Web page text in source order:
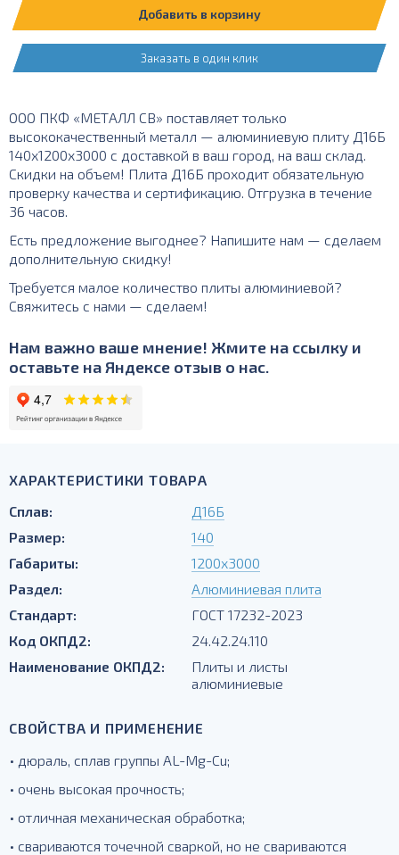
Добавить в корзину
Заказать в один клик
ООО ПКФ «МЕТАЛЛ СВ» поставляет только
высококачественный металл — алюминиевую плиту Д16Б
140х1200х3000 с доставкой в ваш город, на ваш склад.
Скидки на объем! Плита Д16Б проходит обязательную
проверку качества и сертификацию. Отгрузка в течение
36 часов.
Есть предложение выгоднее? Напишите нам — сделаем
дополнительную скидку!
Требуется малое количество плиты алюминиевой?
Свяжитесь с нами — сделаем!
Нам важно ваше мнение! Жмите на ссылку и
оставьте на Яндексе отзыв о нас.
ХАРАКТЕРИСТИКИ ТОВАРА
Сплав:
Д16Б
Размер:
140
Габариты:
1200х3000
Раздел:
Алюминиевая плита
Стандарт:
ГОСТ 17232-2023
Код ОКПД2:
24.42.24.110
Наименование ОКПД2:
Плиты и листы
алюминиевые
СВОЙСТВА И ПРИМЕНЕНИЕ
• дюраль, сплав группы AL-Mg-Cu;
• очень высокая прочность;
• отличная механическая обработка;
• свариваются точечной сваркой, но не свариваются